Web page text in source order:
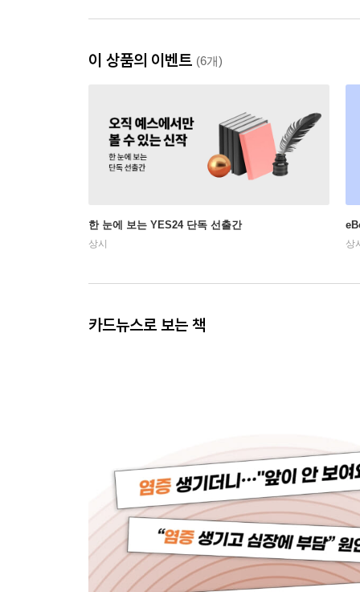
이 상품의 이벤트 (6개)
한 눈에 보는 YES24 단독 선출간
상시 상
카드뉴스로 보는 책